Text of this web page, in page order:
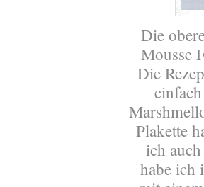
Die
Mousse
Die
Plakette
ich
habe ich